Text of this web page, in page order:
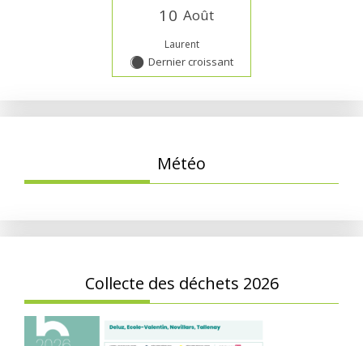
1 0 Août
Laurent
Y Dernier croissant
Météo
Collecte des déchets 2026